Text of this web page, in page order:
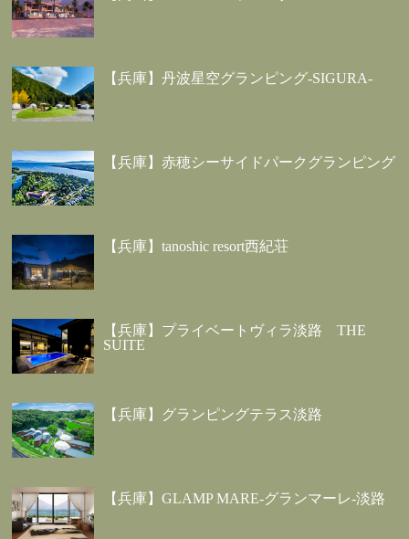
【兵庫】丹波星空グランピング-SIGURA-
【兵庫】赤穂シーサイドパークグランピング
【兵庫】tanoshic resort西紀荘
【兵庫】プライベートヴィラ淡路 THE
SUITE
【兵庫】グランピングテラス淡路
【兵庫】GLAMP MARE-グランマーレ-淡路